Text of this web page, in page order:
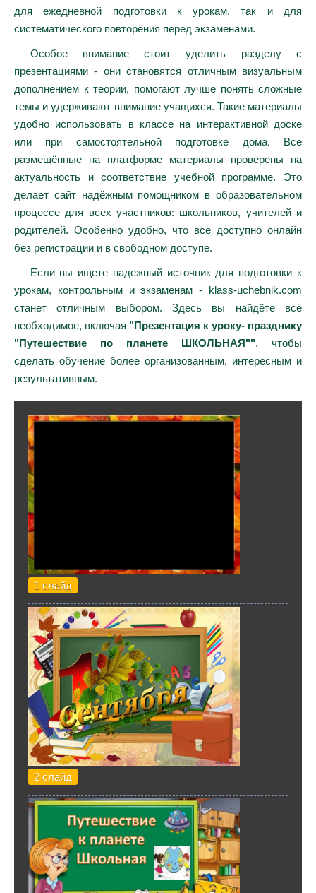
для ежедневной подготовки к урокам, так и для
систематического повторения перед экзаменами.
Особое внимание стоит уделить разделу с
презентациями - они становятся отличным визуальным
дополнением к теории, помогают лучше понять сложные
темы и удерживают внимание учащихся. Такие материалы
удобно использовать в классе на интерактивной доске
или при самостоятельной подготовке дома. Все
размещённые на платформе материалы проверены на
актуальность и соответствие учебной программе. Это
делает сайт надёжным помощником в образовательном
процессе для всех участников: школьников, учителей и
родителей. Особенно удобно, что всё доступно онлайн
без регистрации и в свободном доступе.
Если вы ищете надежный источник для подготовки к
урокам, контрольным и экзаменам - klass-uchebnik.com
станет отличным выбором. Здесь вы найдёте всё
необходимое, включая "Презентация к уроку- празднику
"Путешествие по планете ШКОЛЬНАЯ"", чтобы
сделать обучение более организованным, интересным и
результативным.
1 слайд
2 слайд